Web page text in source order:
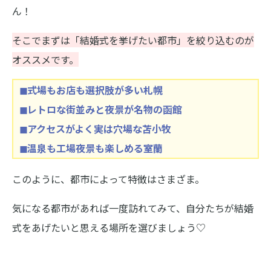
ん！
そこでまずは「結婚式を挙げたい都市」を絞り込むのが
オススメです。
◼︎式場もお店も選択肢が多い札幌
◼︎レトロな街並みと夜景が名物の函館
◼︎アクセスがよく実は穴場な苫小牧
◼︎温泉も工場夜景も楽しめる室蘭
このように、都市によって特徴はさまざま。
気になる都市があれば一度訪れてみて、自分たちが結婚
式をあげたいと思える場所を選びましょう♡